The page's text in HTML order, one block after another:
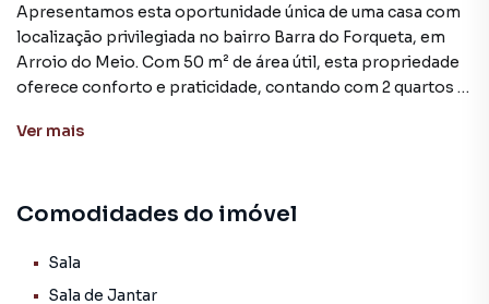
Apresentamos esta oportunidade única de uma casa com
localização privilegiada no bairro Barra do Forqueta, em
Arroio do Meio. Com 50 m² de área útil, esta propriedade
oferece conforto e praticidade, contando com 2 quartos e
proporciona uma experiência de moradia agradável.
ambientes integrados que otimizam o espaço. Os
abundante, criando uma atmosfera acolhedora. A área
externa, com pequeno jardim, adiciona charme e
Ver mais
Comodidades do imóvel
Sala
Sala de Jantar